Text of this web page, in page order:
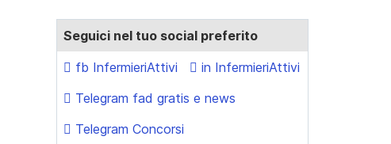
Seguici nel tuo social preferito
fb InfermieriAttivi
in InfermieriAttivi
Telegram fad gratis e news
Telegram Concorsi